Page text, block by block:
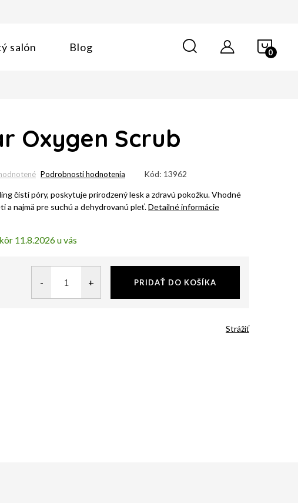
salón Blog
Oxygen Scrub
Podrobnosti hodnotenia Kód: 13962
čistí póry, poskytuje prirodzený lesk a zdravú pokožku. Vhodné
a najmä pre suchú a dehydrovanú pleť.Detailné informácie
11.8.2026
PRIDAŤ DO KOŠÍKA
Strážiť